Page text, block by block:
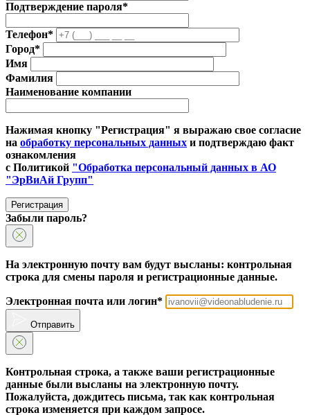
Подтверждение пароля*
Телефон*
Город*
Имя
Фамилия
Наименование компании
Нажимая кнопку "Регистрация" я выражаю свое согласие
на обработку персональных данных и подтверждаю факт
ознакомления
с Политикой "Обработка персональный данных в АО
"ЭрВиАй Групп"
Регистрация
Забыли пароль?
На электронную почту вам будут высланы: контрольная
строка для смены пароля и регистрационные данные.
Электронная почта или логин*
Отправить
Контрольная строка, а также ваши регистрационные
данные были высланы на электронную почту.
Пожалуйста, дождитесь письма, так как контрольная
строка изменяется при каждом запросе.